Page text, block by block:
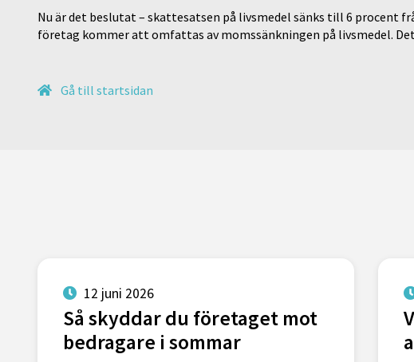
Nu är det beslutat – skattesatsen på livsmedel sänks till 6 procent
företag kommer att omfattas av momssänkningen på livsmedel.
Gå till startsidan
12 juni 2026
Så skyddar du företaget mot
bedragare i sommar